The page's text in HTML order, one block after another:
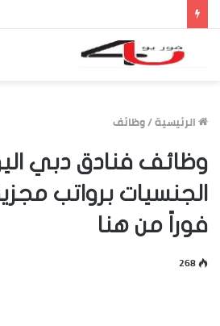
الرئيسية/وظائف
وظائف فنادق دبي
الجنسيات برواتب
فوراً من هنا
268